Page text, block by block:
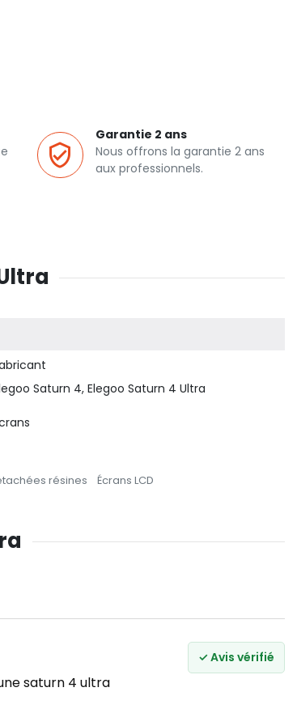
Garantie 2 ans
Nous offrons la garantie 2 ans
aux professionnels.
Saturn 4, Elegoo Saturn 4 Ultra
résines Écrans LCD
✓ Avis vérifié
saturn 4 ultra